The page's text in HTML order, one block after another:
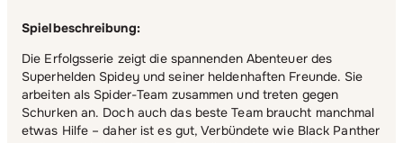
Spielbeschreibung:
Die Erfolgsserie zeigt die spannenden Abenteuer des
Superhelden Spidey und seiner heldenhaften Freunde. Sie
arbeiten als Spider-Team zusammen und treten gegen
Schurken an. Doch auch das beste Team braucht manchmal
etwas Hilfe – daher ist es gut, Verbündete wie Black Panther